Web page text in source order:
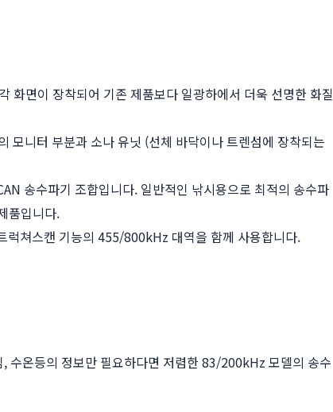
면이 장착되어 기존 제품보다 일광하에서 더욱 선명한 화질
모니터 부분과 소나 유닛 (선체 바닥이나 트렌섬에 장착되는
송수파기 조합입니다. 일반적인 낚시용으로 최적의 송수파
품입니다.
쳐스캔 기능의 455/800kHz 대역을 함께 사용합니다.
수온등의 정보만 필요하다면 저렴한 83/200kHz 모델의 송수